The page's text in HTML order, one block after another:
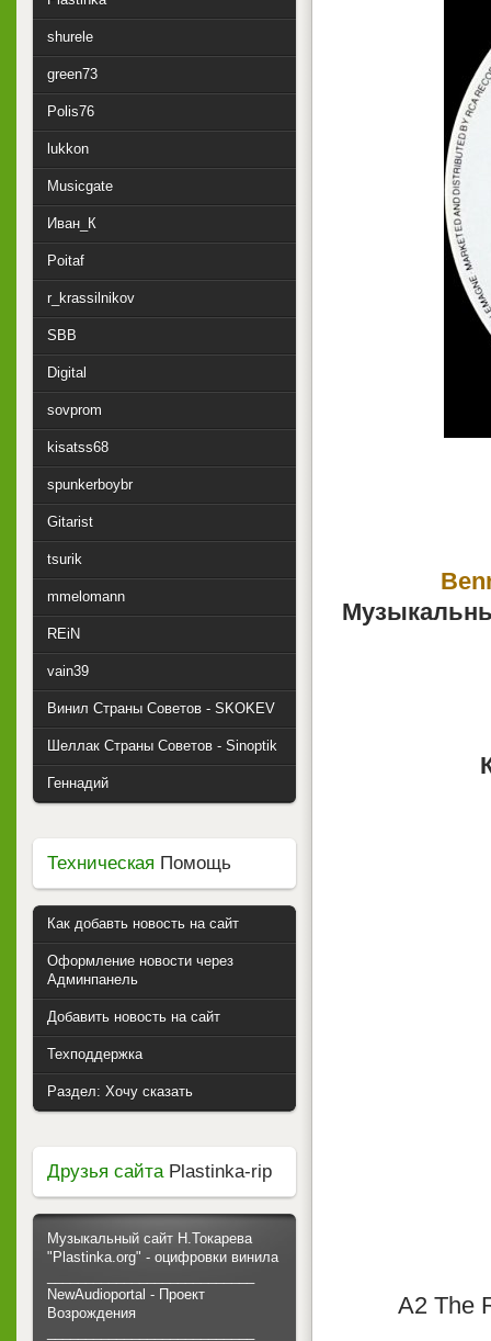
A2 The
shurele
green73
Polis76
lukkon
Musicgate
Иван_К
Poitaf
r_krassilnikov
SBB
Digital
sovprom
kisatss68
spunkerboybr
Gitarist
tsurik
mmelomann
REiN
vain39
Винил Страны Советов - SKOKEV
Шеллак Страны Советов - Sinoptik
Геннадий
Техническая Помощь
Как добавть новость на сайт
Оформление новости через
Админпанель
Добавить новость на сайт
Техподдержка
Раздел: Хочу сказать
Друзья сайтаPlastinka-rip
Музыкальный сайт Н.Токарева
"Plastinka.org" - оцифровки винила
NewAudioportal - Проект
Возрождения